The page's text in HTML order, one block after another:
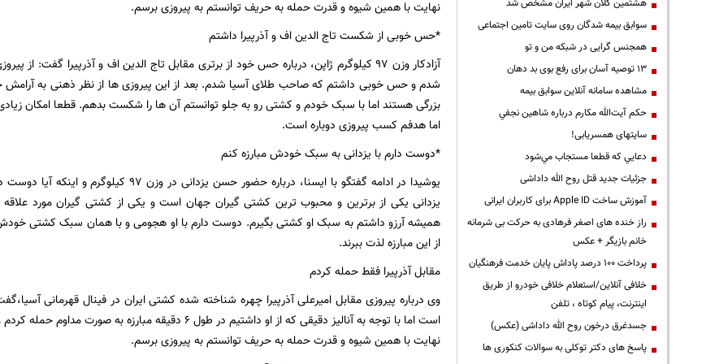
نهایت با همین شیوه و قدرت حمله به حریف توانستم به پیروزی برسم.
*حس خوبی از شکست تاج الدین اف و آذرپیرا داشتم
آزادکار وزن ۹۷ کیلوگرم ژاپن، درباره حس خود از برتری مقابل تاج الدین اف و آذرپیرا
شدم و حس خوبی داشتم که صاحب طلای آسیا شدم. بعد از این پیروزی ها از نظر ذهنی به
بزرگی هستند اما با سبک خودم و کشتی رو به جلو توانستم آن ها را شکست بدهم. قطعا امکان
اما هدفم کسب پیروزی دوباره است.
*دوست دارم با یزدانی به سبک خودش مبارزه کنم
یوشیدا در ادامه گفتگو با ایسنا، درباره حضور حسن
یزدانی یکی از برترین و محبوب ترین کشتی گیران جهان است و یکی از کشتی گیران مورد
همیشه آرزو داشتم به سبک او کشتی بگیرم. دوست دارم با او هجومی و با همان سبک کشتی
از این مبارزه لذت ببرند.
مقابل آذرپیرا فقط حمله کردم
وی درباره پیروزی مقابل امیرعلی آذرپیرا چهره شناخته شده کشتی ایران در فینال قهرمانی
است اما با توجه به آنالیز دقیقی که از او داشتیم در طول ۶ دقیقه
نهایت با همین شیوه و قدرت حمله به حریف توانستم به پیروزی برسم.
هشتمین کلان شهر ایران مشخص شد
سوابق بیمه شدگان روی سایت تامین اجتماعی
همجنس گرایی در شبکه من و تو
13 توصیه آسان برای رفع بوی بد دهان
مشاهده سامانه آنلاين سوابق بیمه
حكم آيت‌الله مكارم درباره شاهين نجفي
سایتهای همسریابی!
دعايي كه قطعا مستجاب مي‌شود
جزئیات جدید قتل روح الله داداشی
آموزش ساخت Apple ID برای کاربران ایرانی
راز خنده های اصغر فرهادی به حرکت بی شرمانه
خانم بازیگر + عکس
پرداخت ۱۰۰ درصد پاداش پایان خدمت فرهنگیان
خلافی آنلاین/استعلام خلافی خودرو از طریق
اینترنت، پیام کوتاه ، تلفن
جسدغرق درخون روح الله داداشی (عکس)
پاسخ های دکتر توکلی به سوالات کنکوری ها